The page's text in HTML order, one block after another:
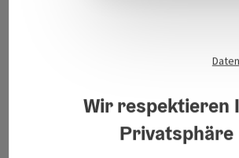
Salzkammergut Tourismus -
Attersee-Attergau
Attergaustraße 55
Wir respektieren
Privatsphäre